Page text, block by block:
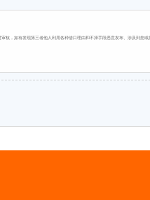
核，如有发现第三者他人利用各种借口理由和不择手段恶意发布、涉及到